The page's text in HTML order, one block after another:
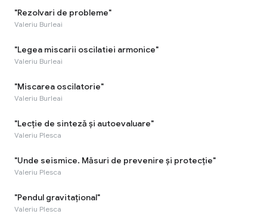
"Rezolvari de probleme"
Valeriu Burleai
"Legea miscarii oscilatiei armonice"
Valeriu Burleai
"Miscarea oscilatorie"
Valeriu Burleai
"Lecție de sinteză și autoevaluare"
Valeriu Plesca
"Unde seismice. Măsuri de prevenire și protecție"
Valeriu Plesca
"Pendul gravitațional"
Valeriu Plesca